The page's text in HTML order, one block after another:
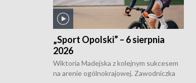
„Sport Opolski” – 6 sierpnia
2026
Wiktoria Madejska z kolejnym sukcesem
na arenie ogólnokrajowej. Zawodniczka